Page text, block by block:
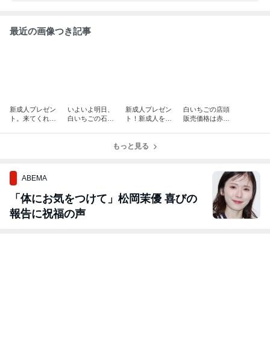
最近の画像つき記事
新成人プレゼン
ト。来てくれた
いよいよ明日、
白いちごの石垣
新成人プレゼン
ト！新成人を迎
す！いちご狩り
白いちごの店頭
販売価格は赤い
もっと見る
ABEMA
「体にお気をつけて」松岡茉優 喜びの
報告に祝福の声